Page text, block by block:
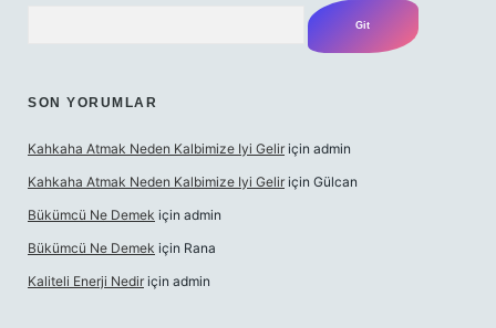
SON YORUMLAR
Kahkaha Atmak Neden Kalbimize Iyi Gelir için admin
Kahkaha Atmak Neden Kalbimize Iyi Gelir için Gülcan
Bükümcü Ne Demek için admin
Bükümcü Ne Demek için Rana
Kaliteli Enerji Nedir için admin